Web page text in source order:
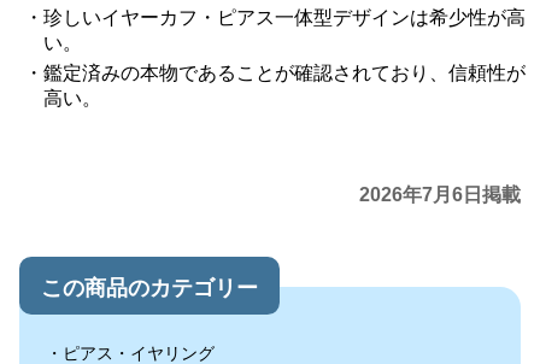
珍しいイヤーカフ・ピアス一体型デザインは希少性が高
い。
鑑定済みの本物であることが確認されており、信頼性が
高い。
2026年7月6日掲載
この商品のカテゴリー
ピアス・イヤリング